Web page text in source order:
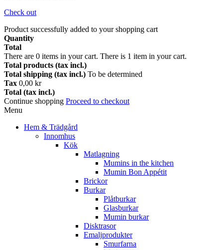
Check out
Product successfully added to your shopping cart
Quantity
Total
There are 0 items in your cart. There is 1 item in your cart.
Total products (tax incl.)
Total shipping (tax incl.) To be determined
Tax 0,00 kr
Total (tax incl.)
Continue shopping Proceed to checkout
Menu
Hem & Trädgård
Innomhus
Kök
Matlagning
Mumins in the kitchen
Mumin Bon Appétit
Brickor
Burkar
Plåtburkar
Glasburkar
Mumin burkar
Disktrasor
Emaljprodukter
Smurfarna